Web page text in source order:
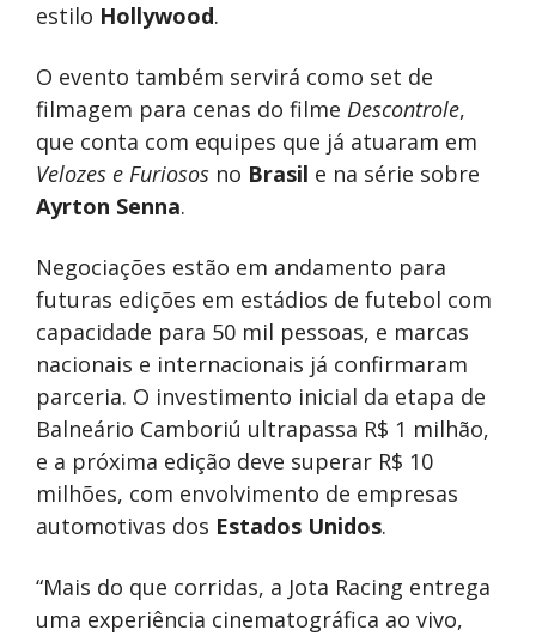
estilo Hollywood.
O evento também servirá como set de
filmagem para cenas do filme Descontrole,
que conta com equipes que já atuaram em
Velozes e Furiosos no Brasil e na série sobre
Ayrton Senna.
Negociações estão em andamento para
futuras edições em estádios de futebol com
capacidade para 50 mil pessoas, e marcas
nacionais e internacionais já confirmaram
parceria. O investimento inicial da etapa de
Balneário Camboriú ultrapassa R$ 1 milhão,
e a próxima edição deve superar R$ 10
milhões, com envolvimento de empresas
automotivas dos Estados Unidos.
“Mais do que corridas, a Jota Racing entrega
uma experiência cinematográfica ao vivo,